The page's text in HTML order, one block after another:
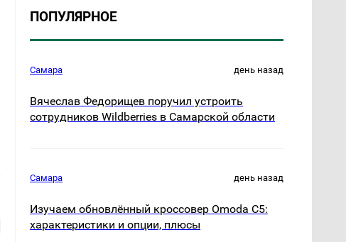
ПОПУЛЯРНОЕ
Самара день назад
Вячеслав Федорищев поручил устроить
сотрудников Wildberries в Самарской области
Самара день назад
Изучаем обновлённый кроссовер Omoda C5:
характеристики и опции, плюсы